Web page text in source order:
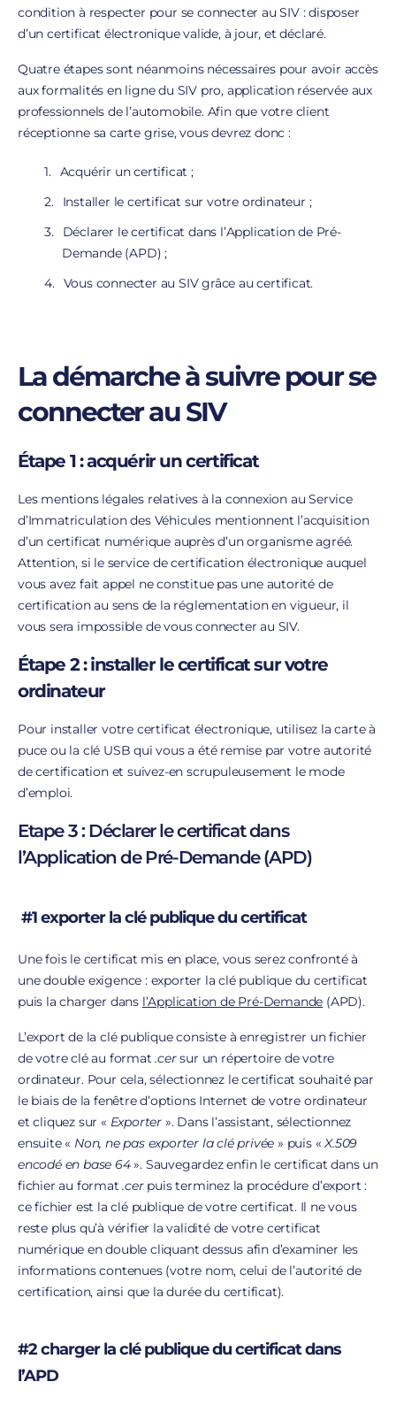
condition à respecter pour se connecter au SIV : disposer
d’un certificat électronique valide, à jour, et déclaré.
Quatre étapes sont néanmoins nécessaires pour avoir accès
aux formalités en ligne du SIV pro, application réservée aux
professionnels de l’automobile. Afin que votre client
réceptionne sa carte grise, vous devrez donc :
Acquérir un certificat ;
Installer le certificat sur votre ordinateur ;
Déclarer le certificat dans l’Application de Pré-
Demande (APD) ;
Vous connecter au SIV grâce au certificat.
La démarche à suivre pour se
connecter au SIV
Étape 1 : acquérir un certificat
Les mentions légales relatives à la connexion au Service
d’Immatriculation des Véhicules mentionnent l’acquisition
d’un certificat numérique auprès d’un organisme agréé.
Attention, si le service de certification électronique auquel
vous avez fait appel ne constitue pas une autorité de
certification au sens de la réglementation en vigueur, il
vous sera impossible de vous connecter au SIV.
Étape 2 : installer le certificat sur votre
ordinateur
Pour installer votre certificat électronique, utilisez la carte à
puce ou la clé USB qui vous a été remise par votre autorité
de certification et suivez-en scrupuleusement le mode
d’emploi.
Etape 3 : Déclarer le certificat dans
l’Application de Pré-Demande (APD)
#1 exporter la clé publique du certificat
Une fois le certificat mis en place, vous serez confronté à
une double exigence : exporter la clé publique du certificat
puis la charger dans l’Application de Pré-Demande (APD).
L’export de la clé publique consiste à enregistrer un fichier
de votre clé au format.cersur un répertoire de votre
ordinateur. Pour cela, sélectionnez le certificat souhaité par
le biais de la fenêtre d’options Internet de votre ordinateur
et cliquez sur « Exporter ». Dans l’assistant, sélectionnez
ensuite « Non, ne pas exporter la clé privée » puis «X.509
encodé en base 64». Sauvegardez enfin le certificat dans un
fichier au format.cerpuis terminez la procédure d’export :
ce fichier est la clé publique de votre certificat. Il ne vous
reste plus qu’à vérifier la validité de votre certificat
numérique en double cliquant dessus afin d’examiner les
informations contenues (votre nom, celui de l’autorité de
certification, ainsi que la durée du certificat).
#2 charger la clé publique du certificat dans
l’APD